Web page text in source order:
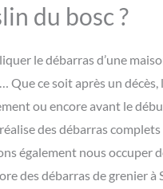
du bosc ?
le débarras d’une
Que ce soit après un décès,
ou encore avant le
des débarras
également nous occuper
des débarras de grenier à